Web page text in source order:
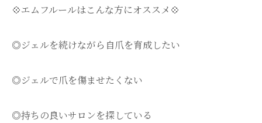
💠エムフルールはこんな方にオススメ💠
◎ジェルを続けながら自爪を育成したい
◎ジェルで爪を傷ませたくない
◎持ちの良いサロンを探している